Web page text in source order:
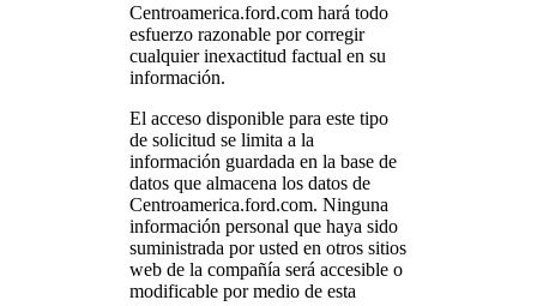
Centroamerica.ford.com hará todo
esfuerzo razonable por corregir
cualquier inexactitud factual en su
información.
El acceso disponible para este tipo
de solicitud se limita a la
información guardada en la base de
datos que almacena los datos de
Centroamerica.ford.com. Ninguna
información personal que haya sido
suministrada por usted en otros sitios
web de la compañía será accesible o
modificable por medio de esta